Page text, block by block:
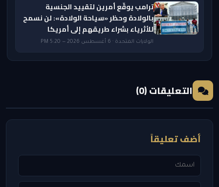
ترامب يوقّع أمرين لتقييد الجنسية
بالولادة وحظر «سياحة الولادة»: لن نسمح
للأثرياء بشراء طريقهم إلى أمريكا
الولايات المتحدة · 6 أغسطس 2026 — 5:20 PM
التعليقات (0)
أضف تعليقاً